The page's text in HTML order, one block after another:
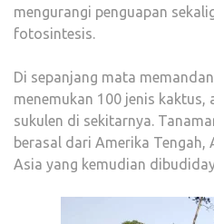
mengurangi penguapan
fotosintesis.
Di sepanjang mata
menemukan 100 jenis kaktus,
sukulen di sekitarnya.
berasal dari Amerika Tengah,
Asia yang kemudian